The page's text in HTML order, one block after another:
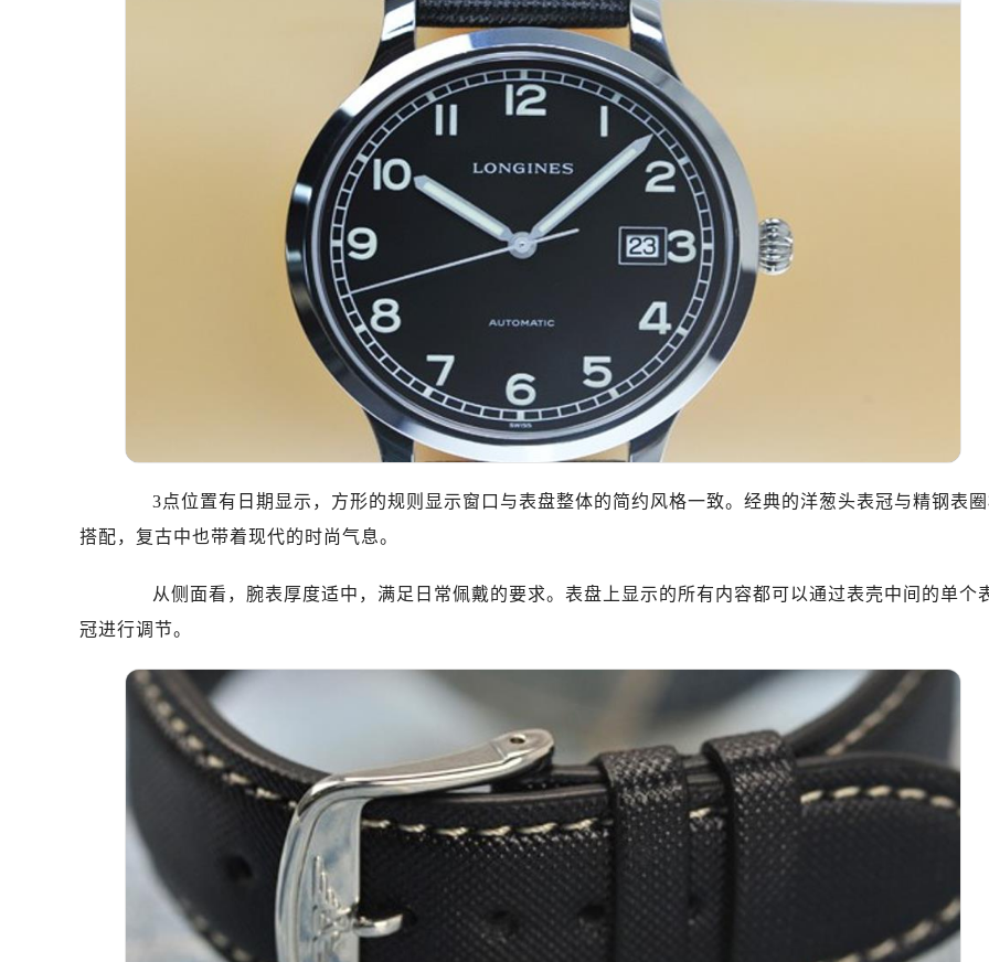
长春市朝阳区西安大路727号中银大厦A座(旺进大厦)18层09室（需提前预约）
贵阳市南明区都司高架桥路33号亨特国际金融中心14楼14D（需提前预约）
昆明市盘龙区北京路928号同德昆明广场写字楼10层06室（需提前预约）
石家庄市长安区中山东路39号勒泰中心写字楼B座13层07室（需提前预约）
西安市碑林区南关正街88号华侨城长安国际中心E座6楼10室（需提前预约）
海口市龙华区金贸东路5号海口华润大厦B座17层1707室（需提前预约）
唐山市路南区新华东道100号万达广场写字楼A座10层1002室（需提前预约）
台州市椒江区东海大道1800号腾达中心东1幢20楼2002室（需提前预约）
内蒙古自治区呼和浩特市玉泉区大学西街70号华润万象城写字楼（鄂尔多斯大厦）23层2326室（需
甘肃省兰州市七里河区西津西路16号兰州中心写字楼21层2102室（需提前预约）
重庆市解放碑渝中区民权路28号英利国际金融中心写字楼20层01室（需提前预约）
黑龙江省大庆市萨尔图区会战大街浪琴售后服务中心（需提前预约）
黑龙江省鹤岗市向阳区红军路浪琴售后服务中心（需提前预约）
黑龙江省黑河市爱辉区中央街浪琴售后服务中心（需提前预约）
黑龙江省鸡西市鸡冠区红军路浪琴售后服务中心（需提前预约）
黑龙江省佳木斯市向阳区长安路浪琴售后服务中心（需提前预约）
黑龙江省牡丹江市东安区太平路浪琴售后服务中心（需提前预约）
黑龙江省七台河市桃山区大同街浪琴售后服务中心（需提前预约）
黑龙江省双鸭山市尖山区新兴大街浪琴售后服务中心（需提前预约）
吉林省白城市洮北区明仁南街浪琴售后服务中心（需提前预约）
吉林省白山市浑江区浑江大街浪琴售后服务中心（需提前预约）
吉林省吉林市船营区河南街浪琴售后服务中心（需提前预约）
吉林省辽源市龙山区人民大街浪琴售后服务中心（需提前预约）
吉林省梅河口市新华街道梅河大街浪琴售后服务中心（需提前预约）
吉林省四平市铁东区紫气大路与南九经街交汇处浪琴售后服务中心（需提前预约）
吉林省松原市宁江区五环大街浪琴售后服务中心（需提前预约）
吉林省通化市东昌区环通乡江南大街浪琴售后服务中心（需提前预约）
吉林省延边市延吉市解放路浪琴售后服务中心（需提前预约）
3点位置有日期显示，方形的规则显示窗口与表盘整体的简约风格一致。经典的洋葱头表冠与精钢表
搭配，复古中也带着现代的时尚气息。
从侧面看，腕表厚度适中，满足日常佩戴的要求。表盘上显示的所有内容都可以通过表壳中间的单个
冠进行调节。